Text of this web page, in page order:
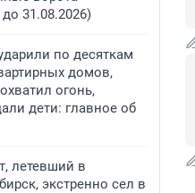
31.08.2026)
по десяткам
домов,
огонь,
дети: главное об
летевший в
экстренно сел в